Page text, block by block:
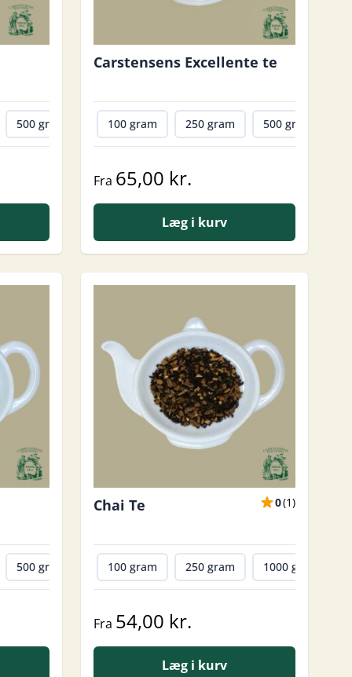
500 gram 1000 gram
Carstensens Excellente te
100 gram 250 gram 500 gram
Fra 65,00 kr.
Læg i kurv
500 gram 1000 gram
Chai Te 0(1)
100 gram 250 gram 1000 gram
Fra 54,00 kr.
Læg i kurv